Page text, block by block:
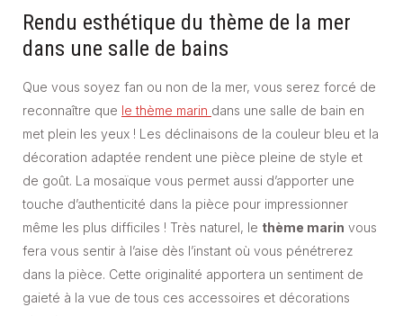
Rendu esthétique du thème de la mer
dans une salle de bains
Que vous soyez fan ou non de la mer, vous serez forcé de
reconnaître que le thème marin dans une salle de bain en
met plein les yeux ! Les déclinaisons de la couleur bleu et la
décoration adaptée rendent une pièce pleine de style et
de goût. La mosaïque vous permet aussi d’apporter une
touche d’authenticité dans la pièce pour impressionner
même les plus difficiles ! Très naturel, le thème marin vous
fera vous sentir à l’aise dès l’instant où vous pénétrerez
dans la pièce. Cette originalité apportera un sentiment de
gaieté à la vue de tous ces accessoires et décorations